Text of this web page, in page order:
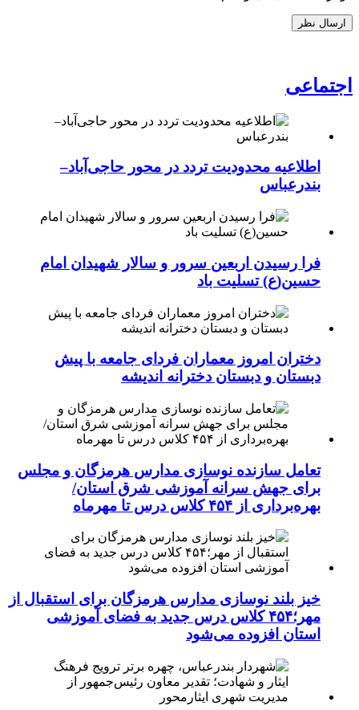
اجتماعی
اطلاعیه محدودیت تردد در محور حاجی‌آباد–
بندرعباس
فرا رسیدن اربعین سرور و سالار شهیدان امام
حسین(ع) تسلیت باد
دختران امروز معماران فردای جامعه با پیش
دبستان و دبستان دخترانه اندیشه
تعامل سازنده نوسازی مدارس هرمزگان و مجلس
برای جهش سرانه آموزشی شرق استان/
بهره‌برداری از ۴۵۴ کلاس درس تا مهرماه
خیز بلند نوسازی مدارس هرمزگان برای استقبال از
مهر؛۴۵۴ کلاس درس جدید به فضای آموزشی
استان افزوده می‌شود